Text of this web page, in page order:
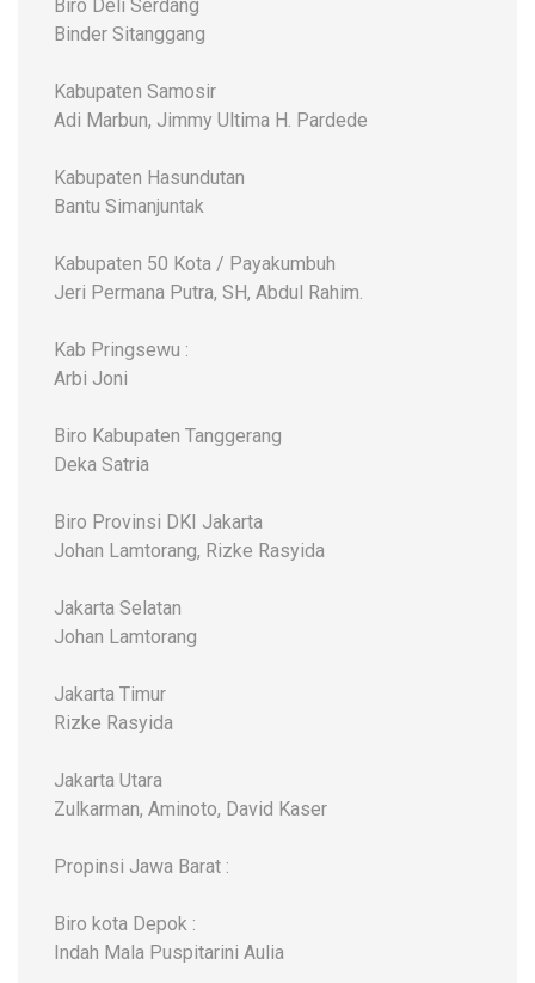
Biro Deli Serdang
Binder Sitanggang
Kabupaten Samosir
Adi Marbun, Jimmy Ultima H. Pardede
Kabupaten Hasundutan
Bantu Simanjuntak
Kabupaten 50 Kota / Payakumbuh
Jeri Permana Putra, SH, Abdul Rahim.
Kab Pringsewu :
Arbi Joni
Biro Kabupaten Tanggerang
Deka Satria
Biro Provinsi DKI Jakarta
Johan Lamtorang, Rizke Rasyida
Jakarta Selatan
Johan Lamtorang
Jakarta Timur
Rizke Rasyida
Jakarta Utara
Zulkarman, Aminoto, David Kaser
Propinsi Jawa Barat :
Biro kota Depok :
Indah Mala Puspitarini Aulia